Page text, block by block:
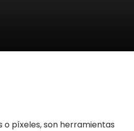
o píxeles, son herramientas